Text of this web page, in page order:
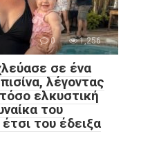
0 1,256
σε ένα
λέγοντας
ελκυστική
του
του έδειξα